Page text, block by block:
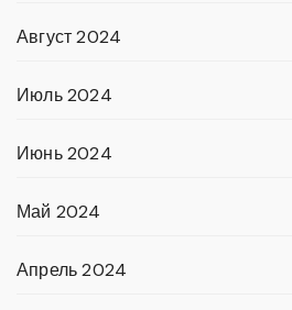
Август 2024
Июль 2024
Июнь 2024
Май 2024
Апрель 2024